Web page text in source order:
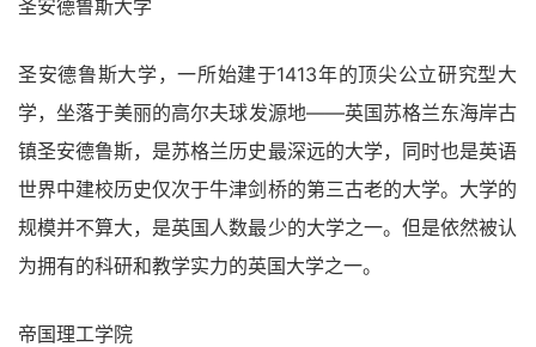
圣安德鲁斯大学
圣安德鲁斯大学，一所始建于1413年的顶尖公立研究型大
学，坐落于美丽的高尔夫球发源地――英国苏格兰东海岸古
镇圣安德鲁斯，是苏格兰历史最深远的大学，同时也是英语
世界中建校历史仅次于牛津剑桥的第三古老的大学。大学的
规模并不算大，是英国人数最少的大学之一。但是依然被认
为拥有的科研和教学实力的英国大学之一。
帝国理工学院